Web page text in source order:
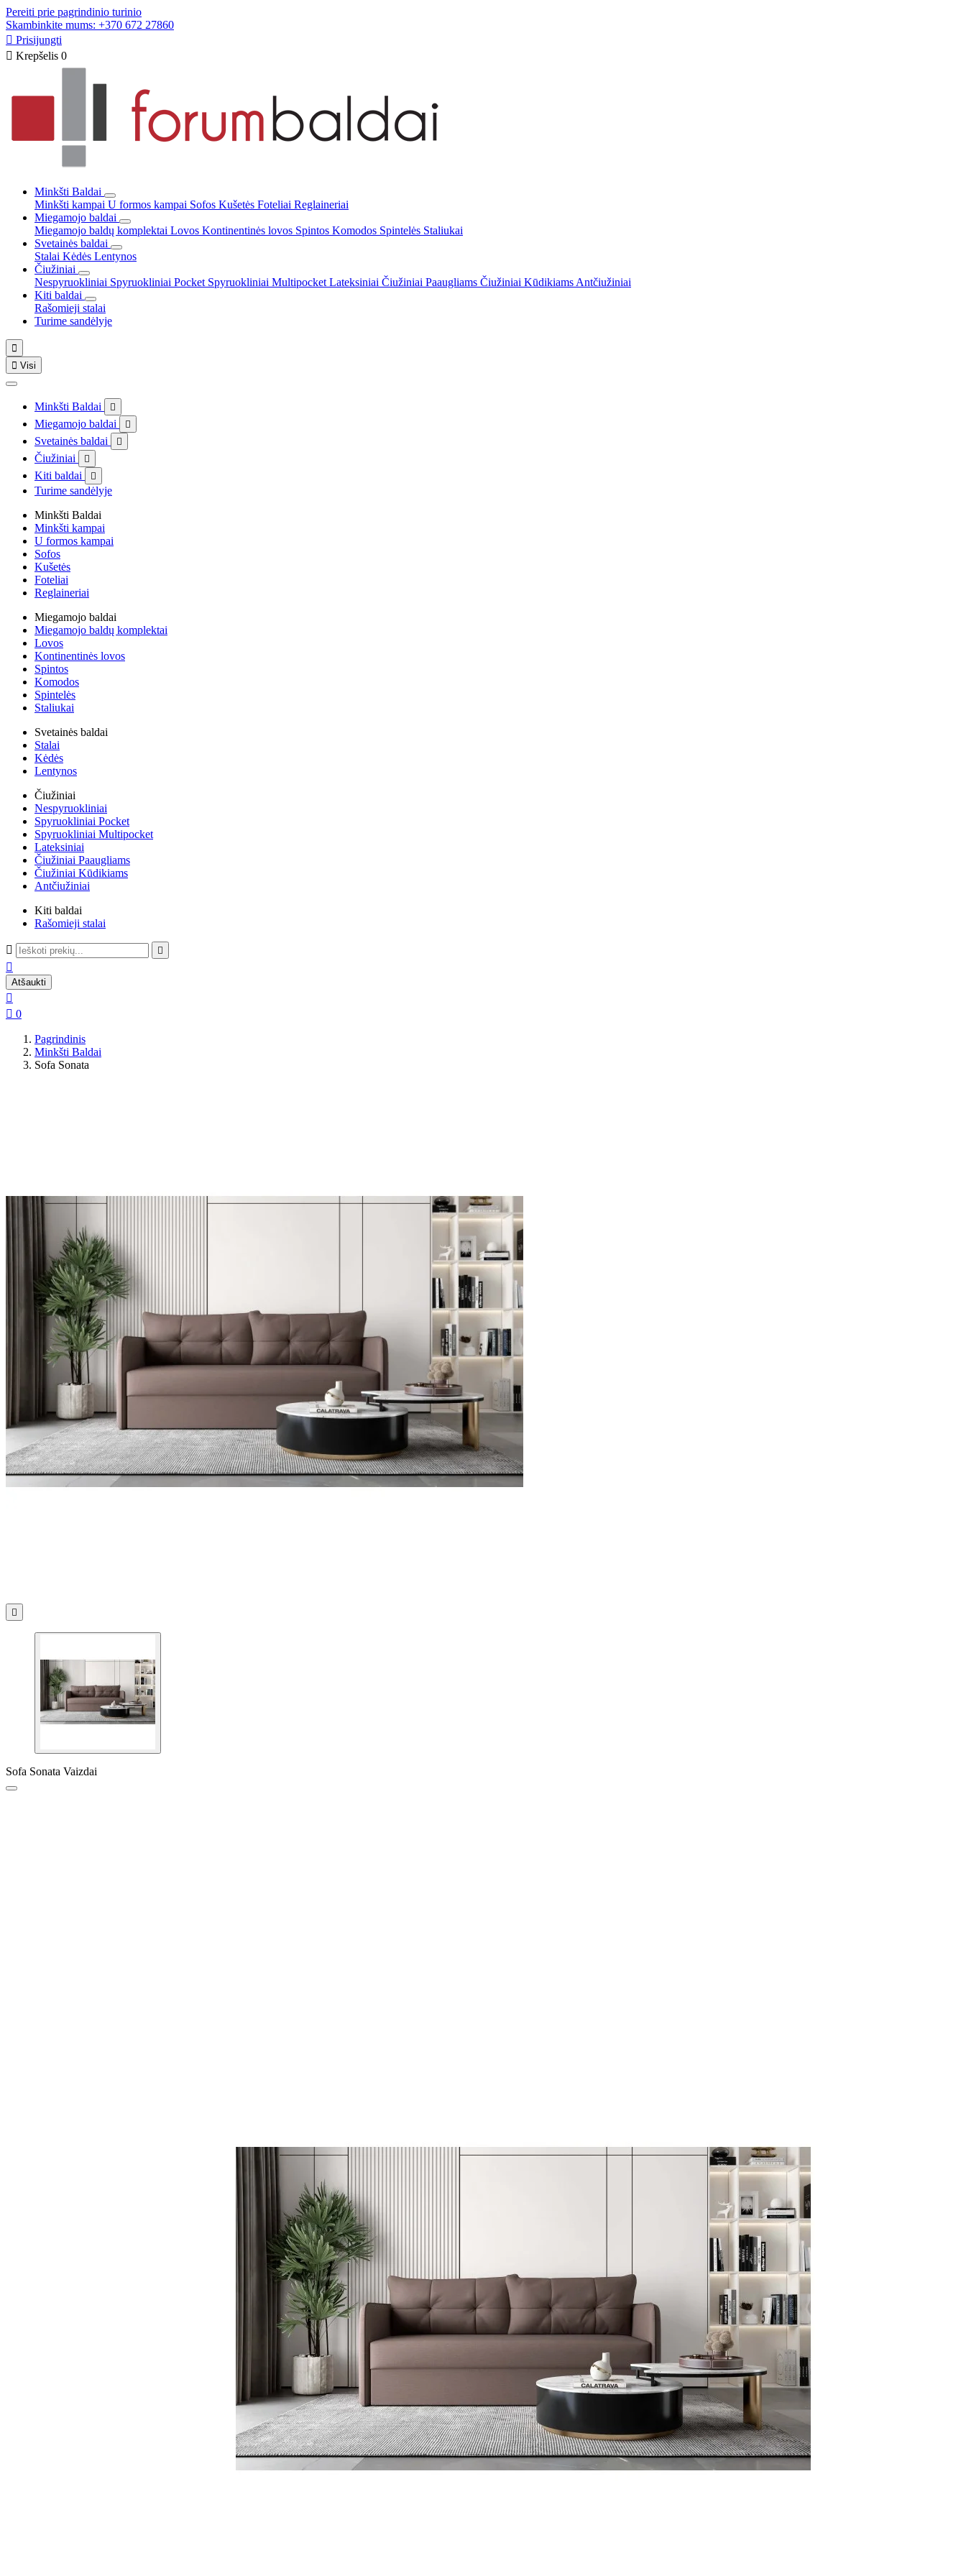
Pereiti prie pagrindinio turinio
Skambinkite mums: +370 672 27860
 Prisijungti
 Krepšelis 0
Minkšti Baldai
Minkšti kampai U formos kampai Sofos Kušetės Foteliai Reglaineriai
Miegamojo baldai
Miegamojo baldų komplektai Lovos Kontinentinės lovos Spintos Komodos Spintelės Staliukai
Svetainės baldai
Stalai Kėdės Lentynos
Čiužiniai
Nespyruokliniai Spyruokliniai Pocket Spyruokliniai Multipocket Lateksiniai Čiužiniai Paaugliams Čiužiniai Kūdikiams Antčiužiniai
Kiti baldai
Rašomieji stalai
Turime sandėlyje

 Visi
Minkšti Baldai 
Miegamojo baldai 
Svetainės baldai 
Čiužiniai 
Kiti baldai 
Turime sandėlyje
Minkšti Baldai
Minkšti kampai
U formos kampai
Sofos
Kušetės
Foteliai
Reglaineriai
Miegamojo baldai
Miegamojo baldų komplektai
Lovos
Kontinentinės lovos
Spintos
Komodos
Spintelės
Staliukai
Svetainės baldai
Stalai
Kėdės
Lentynos
Čiužiniai
Nespyruokliniai
Spyruokliniai Pocket
Spyruokliniai Multipocket
Lateksiniai
Čiužiniai Paaugliams
Čiužiniai Kūdikiams
Antčiužiniai
Kiti baldai
Rašomieji stalai
 

Atšaukti

 0
Pagrindinis
Minkšti Baldai
Sofa Sonata

Sofa Sonata Vaizdai